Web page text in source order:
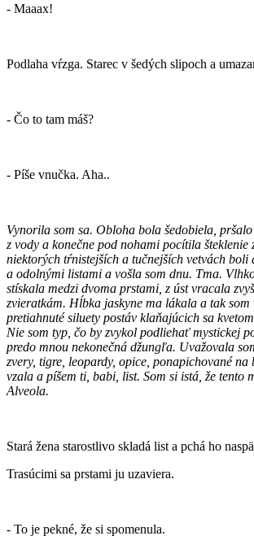
- Maaax!
Podlaha vŕzga. Starec v šedých slipoch a
- Čo to tam máš?
- Píše vnučka. Aha..
Vynorila som sa. Obloha bola šedobiela,
z vody a konečne pod nohami pocítila
niektorých tŕnistejších a tučnejších vetvách
a odolnými listami a vošla som dnu. Tma.
stískala medzi dvoma prstami, z úst vracala
zvieratkám. Hĺbka jaskyne ma lákala a tak
pretiahnuté siluety postáv klaňajúcich sa
Nie som typ, čo by zvykol podliehať mystickej
predo mnou nekonečná džungľa. Uvažovala
zvery, tigre, leopardy, opice, ponapichované
vzala a píšem ti, babi, list. Som si istá, že tento
Alveola.
Stará žena starostlivo skladá list a pchá ho
Trasúcimi sa prstami ju uzaviera.
- To je pekné, že si spomenula.